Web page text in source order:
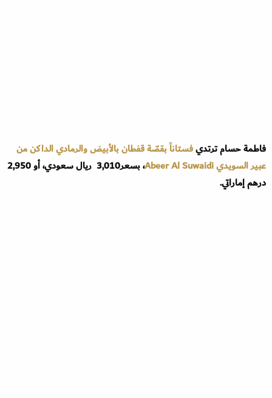
فاطمة حسام ترتديفستاناً بقصّة قفطان بالأبيض والرمادي الداكن من
عبير السويدي Abeer Al Suwaidi
، بسعر3,010 ريال سعودي، أو 2,950
درهم إماراتي.